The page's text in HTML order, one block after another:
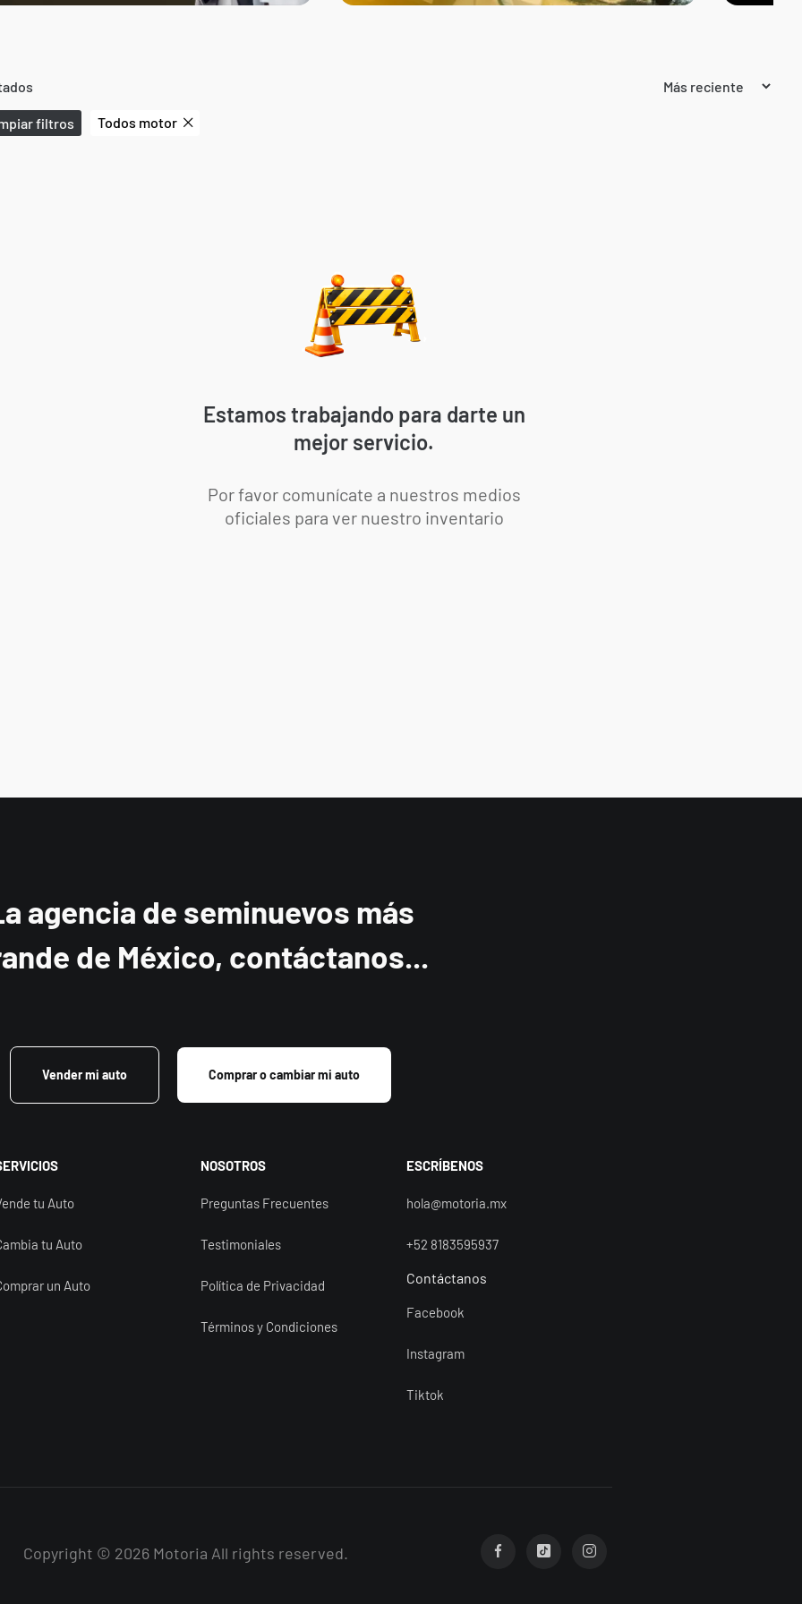
filtros Todos motor
Estamos trabajando para darte un
mejor servicio.
Por favor comunícate a nuestros medios
oficiales para ver nuestro inventario
agencia de seminuevos más
de México, contáctanos...
Vender mi auto Comprar o cambiar mi auto
tu Auto
tu Auto
un Auto
NOSOTROS
Preguntas Frecuentes
Testimoniales
Política de Privacidad
Términos y Condiciones
ESCRÍBENOS
hola@motoria.mx
+52 8183595937
Contáctanos
Facebook
Instagram
Tiktok
Copyright © 2026 Motoria All rights reserved.